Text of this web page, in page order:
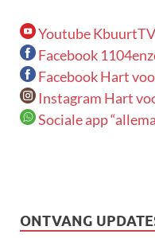
Youtube KbuurtTV
Facebook
Facebook Hart
Instagram Hart
Sociale app
ONTVANG